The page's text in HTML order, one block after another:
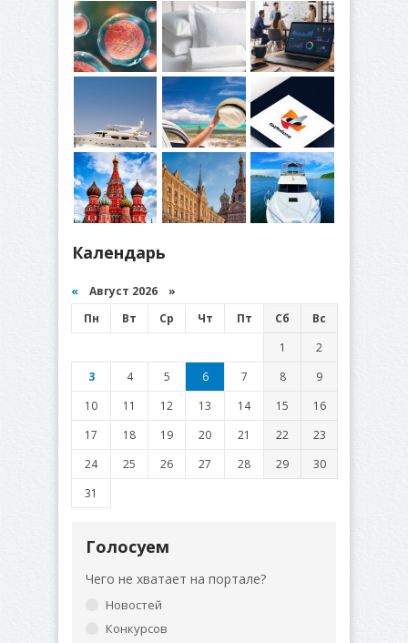
Календарь
« Август 2026 »
Пн
Вт Ср Чт Пт Сб
Вс
1
2
3
4 5 6 7 8
9
10
11 12 13 14 15
16
17
18 19 20 21 22
23
24
25 26 27 28 29
30
31
Голосуем
Чего не хватает на портале?
Новостей
Конкурсов